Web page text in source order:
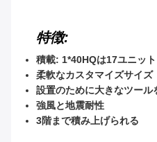
特徴:
積載: 1*40HQは17ユニッ
柔軟なカスタマイズサイズ
設置のために大きなツール
強風と地震耐性
3階まで積み上げられる